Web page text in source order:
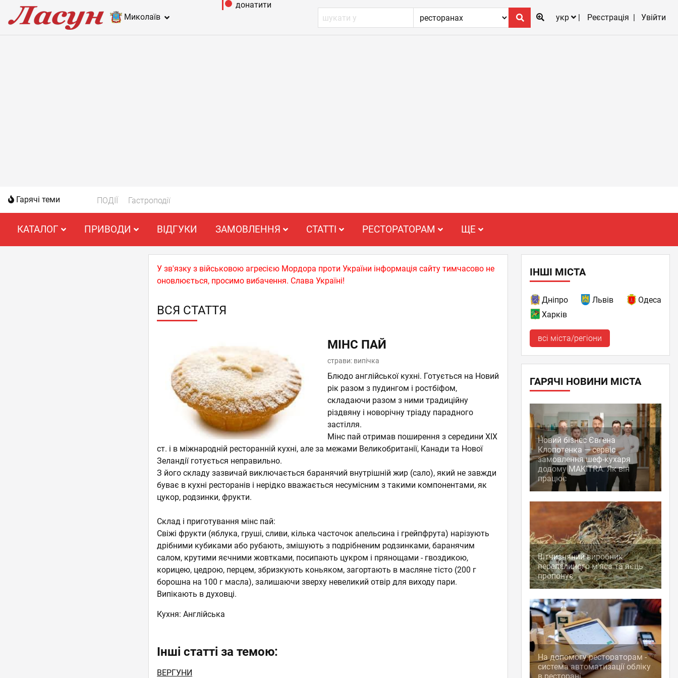
Миколаїв
донатити
укр
Реєстрація Увійти
Гарячі теми ПОДІЇ Гастроподії
КАТАЛОГ ПРИВОДИ ВІДГУКИ ЗАМОВЛЕННЯ СТАТТІ РЕСТОРАТОРАМ ЩЕ
У зв'язку з військовою агресією Мордора проти України інформація сайту тимчасово не
оновлюється, просимо вибачення. Слава Україні!
ВСЯ СТАТТЯ
МІНС ПАЙ
страви: випічка
Блюдо англійської кухні. Готується на Новий
рік разом з пудингом і ростбіфом,
складаючи разом з ними традиційну
різдвяну і новорічну тріаду парадного
застілля.
Мінс пай отримав поширення з середини XIX
ст. і в міжнародній ресторанній кухні, але за межами Великобританії, Канади та Нової
Зеландії готується неправильно.
З його складу зазвичай виключається баранячий внутрішній жир (сало), який не завжди
буває в кухні ресторанів і нерідко вважається несумісним з такими компонентами, як
цукор, родзинки, фрукти.
Склад і приготування мінс пай:
Свіжі фрукти (яблука, груші, сливи, кілька часточок апельсина і грейпфрута) нарізують
дрібними кубиками або рубають, змішують з подрібненим родзинками, баранячим
салом, крутими яєчними жовтками, посипають цукром і прянощами - гвоздикою,
корицею, цедрою, перцем, збризкують коньяком, загортають в масляне тісто (200 г
борошна на 100 г масла), залишаючи зверху невеликий отвір для виходу пари.
Випікають в духовці.
Кухня:Англійська
Інші статті за темою:
ВЕРГУНИ
ІНШІ МІСТА
Дніпро Львів
Одеса
Харків
всі міста/регіони
ГАРЯЧІ НОВИНИ МІСТА
Новий бізнес Євгена
Клопотенка — сервіс
замовлення шеф-кухаря
додому MAKITRA. Як він
працює
Вітчизняний виробник
перепелиного м'яса та яєць
пропонує
На допомогу рестораторам -
система автоматизації обліку